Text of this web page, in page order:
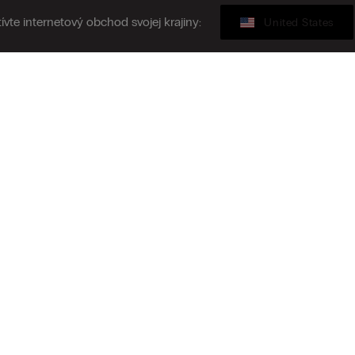
internetový obchod svojej krajiny: United States